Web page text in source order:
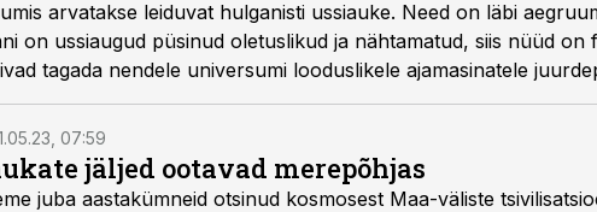
arvatakse leiduvat hulganisti ussiauke. Need on läbi
on ussiaugud püsinud oletuslikud ja nähtamatud, siis nüüd on
tagada nendele universumi looduslikele ajamasinatele
07:59
jäljed ootavad merepõhjas
juba aastakümneid otsinud kosmosest Maa-väliste